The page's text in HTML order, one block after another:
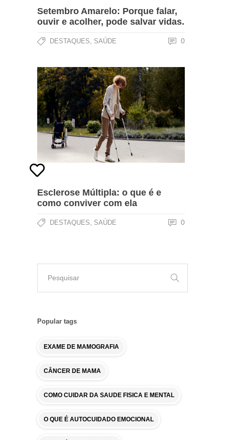
Setembro Amarelo: Porque falar,
ouvir e acolher, pode salvar vidas.
DESTAQUES SAÚDE 0
Esclerose Múltipla: o que é e
como conviver com ela
DESTAQUES SAÚDE 0
Popular tags
EXAME DE MAMOGRAFIA
CÂNCER DE MAMA
COMO CUIDAR DA SAUDE FISICA E MENTAL
O QUE É AUTOCUIDADO EMOCIONAL